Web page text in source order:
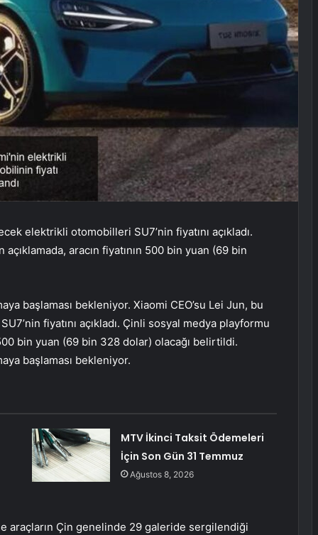
elektrikli otomobilleri SU7’nin fiyatını açıkladı.
aracın fiyatının 500 bin yuan (69 bin
başlaması bekleniyor. Xiaomi CEO’su Lei Jun, bu
fiyatını açıkladı. Çinli sosyal medya playformu
bin yuan (69 bin 328 dolar) olacağı belirtildi.
başlaması bekleniyor.
MTV İkinci Taksit Ödemeleri
İçin Son Gün 31 Temmuz
Ağustos 8, 2026
araçların Çin genelinde 29 galeride sergilendiği